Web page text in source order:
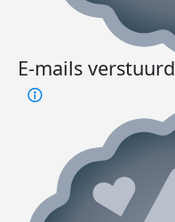
E-mails verstuurd